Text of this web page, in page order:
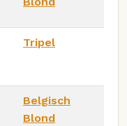
Tripel
Belgisch
Blond